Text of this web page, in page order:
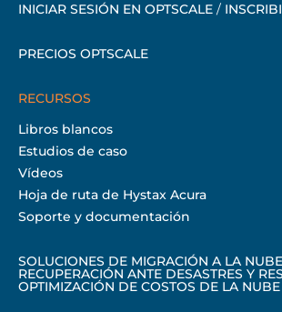
INICIAR SESIÓN EN OPTSCALE /
PRECIOS OPTSCALE
RECURSOS
Libros blancos
Estudios de caso
Vídeos
Hoja de ruta de Hystax Acura
Soporte y documentación
SOLUCIONES DE MIGRACIÓN A LA
RECUPERACIÓN ANTE DESASTRES Y
OPTIMIZACIÓN DE COSTOS DE LA NUBE